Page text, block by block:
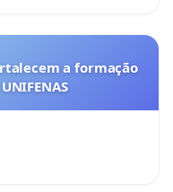
a formação